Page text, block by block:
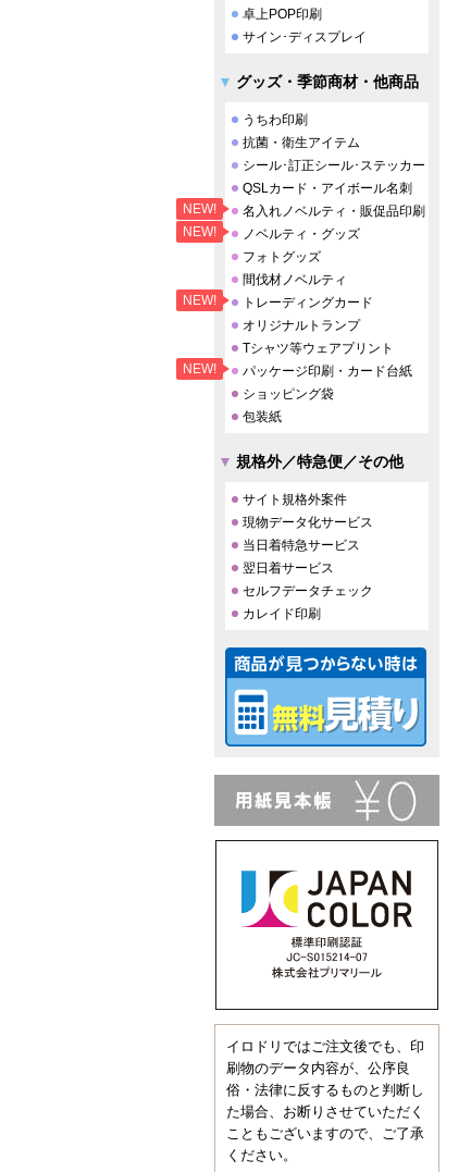
卓上POP印刷
サイン･ディスプレイ
グッズ・季節商材・他商品
うちわ印刷
抗菌・衛生アイテム
シール･訂正シール･ステッカー
QSLカード・アイボール名刺
NEW! 名入れノベルティ・販促品印刷
NEW!
ノベルティ・グッズ
フォトグッズ
間伐材ノベルティ
NEW!
トレーディングカード
オリジナルトランプ
Tシャツ等ウェアプリント
NEW!
パッケージ印刷・カード台紙
ショッピング袋
包装紙
規格外／特急便／その他
サイト規格外案件
現物データ化サービス
当日着特急サービス
翌日着サービス
セルフデータチェック
カレイド印刷
イロドリではご注文後でも、印
刷物のデータ内容が、公序良
俗・法律に反するものと判断し
た場合、お断りさせていただく
こともございますので、ご了承
ください。